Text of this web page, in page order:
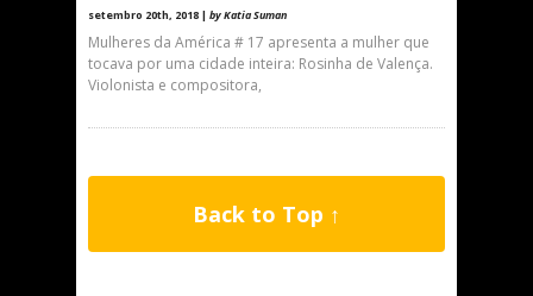
setembro 20th, 2018 | by Katia Suman
Mulheres da América # 17 apresenta a mulher que
tocava por uma cidade inteira: Rosinha de Valença.
Violonista e compositora,
Back to Top ↑